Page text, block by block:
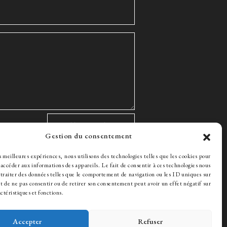
Gestion du consentement
expériences, nous utilisons des technologies telles que les cookies pour
aux informations des appareils. Le fait de consentir à ces technologies nous
des données telles que le comportement de navigation ou les ID uniques sur
de ne pas consentir ou de retirer son consentement peut avoir un effet négatif sur
et fonctions.
Accepter Refuser